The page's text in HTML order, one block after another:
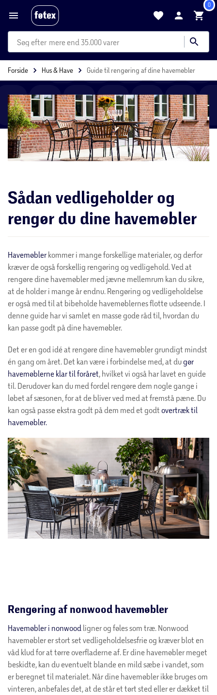
0
mere end 35.000 varer
Forside Hus & Have Guide til rengøring af dine havemøbler
Sådan vedligeholder og
rengør du dine havemøbler
Havemøbler kommer i mange forskellige materialer, og derfor
kræver de også forskellig rengøring og vedligehold. Ved at
rengøre dine havemøbler med jævne mellemrum kan du sikre,
at de holder i mange år endnu. Rengøring og vedligeholdelse
er også med til at bibeholde havemøblernes flotte udseende. I
denne guide har vi samlet en masse gode råd til, hvordan du
kan passe godt på dine havemøbler.
Det er en god idé at rengøre dine havemøbler grundigt mindst
én gang om året. Det kan være i forbindelse med, at du gør
havemøblerne klar til foråret , hvilket vi også har lavet en guide
til. Derudover kan du med fordel rengøre dem nogle gange i
løbet af sæsonen, for at de bliver ved med at fremstå pæne. Du
kan også passe ekstra godt på dem med et godt overtræk til
havemøbler.
Rengøring af nonwood havemøbler
Havemøbler i nonwood ligner og føles som træ. Nonwood
havemøbler er stort set vedligeholdelsesfrie og kræver blot en
våd klud for at tørre overfladerne af. Er dine havemøbler meget
beskidte, kan du eventuelt blande en mild sæbe i vandet, som
er beregnet til materialet. Når dine havemøbler ikke bruges om
vinteren, anbefales det, at de står et tørt sted eller er dækket til